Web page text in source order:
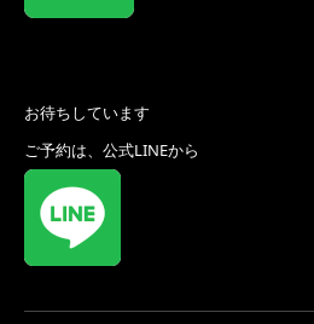
お待ちしています
ご予約は、公式LINEから